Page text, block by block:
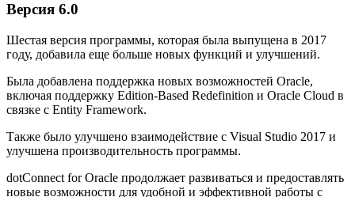
Версия 6.0
Шестая версия программы, которая была выпущена в 2017
году, добавила еще больше новых функций и улучшений.
Была добавлена поддержка новых возможностей Oracle,
включая поддержку Edition-Based Redefinition и Oracle Cloud в
связке с Entity Framework.
Также было улучшено взаимодействие с Visual Studio 2017 и
улучшена производительность программы.
dotConnect for Oracle продолжает развиваться и предоставлять
новые возможности для удобной и эффективной работы с